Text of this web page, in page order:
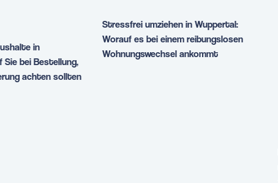
in
bei Bestellung,
achten sollten
Stressfrei umziehen in Wuppertal:
Worauf es bei einem reibungslosen
Wohnungswechsel ankommt